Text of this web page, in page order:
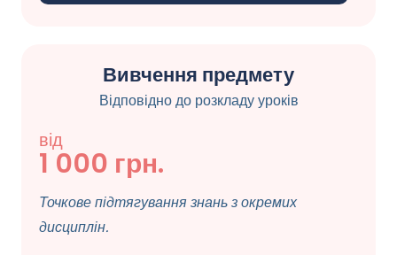
Вивчення предмету
Відповідно до розкладу уроків
від
1 000 грн.
Точкове підтягування знань з окремих
дисциплін.